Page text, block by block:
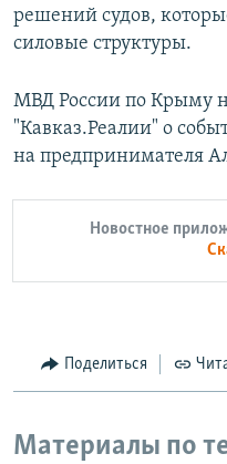
решений судов,
силовые структуры.
МВД России по Крыму
"Кавказ.Реалии" о
на предпринимателя
Новостное
Поделиться
Материалы по